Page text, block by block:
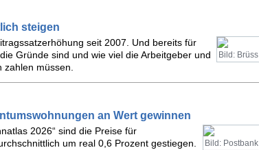
steigen
Bild: Brüss
seit 2007. Und bereits für
Gründe sind und wie viel die Arbeitgeber und
müssen.
an Wert gewinnen
Bild: Postbank
2026“ sind die Preise für
um real 0,6 Prozent gestiegen.